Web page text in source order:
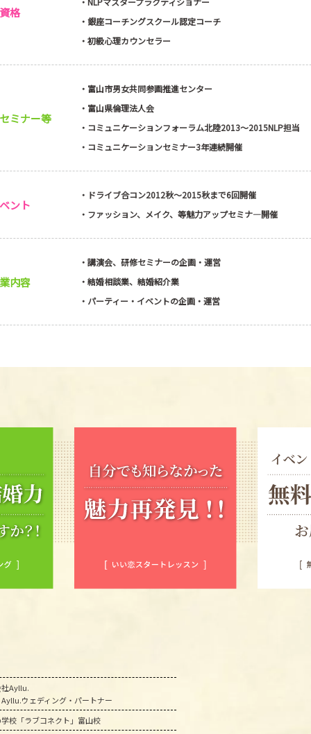
泣き崩れる男性や、好きだけど別れるご夫婦
「離婚が生まれない夫婦づくりが必要」と気
そして、『いい恋スタートレッスン』が生ま
準備することでぴったりなお相手を惹き寄せ
る人になる。
これが、『いい恋スタートレッスン』です。
Ayllu.設立から6年が経ち、たった2か月で成
の使命であり願いなのです。
私の使命のため、お客様の幸せのために私に
資格
・銀座コーチングスクール認定コーチ
・初級心理カウンセラー
ミナー等
・富山市男女共同参画推進センター
・富山県倫理法人会
・コミュニケーションフォーラム北陸2013～2015NLP担当
・コミュニケーションセミナー3年連続開催
ント
・ドライブ合コン2012秋～2015秋まで6回開催
・ファッション、メイク、等魅力アップセミナ―開催
内容
・講演会、研修セミナーの企画・運営
・結婚相談業、結婚紹介業
・パーティー・イベントの企画・運営
Ayllu.
ウェディング・パートナー
校「ラブコネクト」富山校